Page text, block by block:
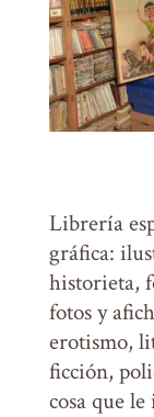
Librería
gráfica:
historieta,
fotos y
erotismo,
ficción,
cosa que